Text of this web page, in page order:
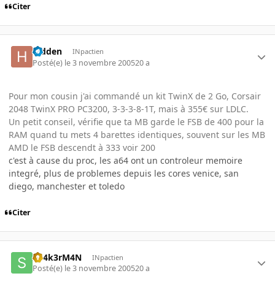
Citer
hidden INpactien
Posté(e) le 3 novembre 200520 a
Pour mon cousin j'ai commandé un kit TwinX de 2 Go, Corsair
2048 TwinX PRO PC3200, 3-3-3-8-1T, mais à 355€ sur LDLC.
Un petit conseil, vérifie que ta MB garde le FSB de 400 pour la
RAM quand tu mets 4 barettes identiques, souvent sur les MB
AMD le FSB descendt à 333 voir 200
c'est à cause du proc, les a64 ont un controleur memoire
integré, plus de problemes depuis les cores venice, san
diego, manchester et toledo
Citer
Sh4k3rM4N INpactien
Posté(e) le 3 novembre 200520 a